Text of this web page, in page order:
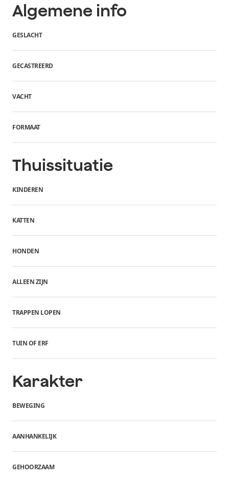
Algemene info
GESLACHT
GECASTREERD
VACHT
FORMAAT
Thuissituatie
KINDEREN
KATTEN
HONDEN
ALLEEN ZIJN
TRAPPEN LOPEN
TUIN OF ERF
Karakter
BEWEGING
AANHANKELIJK
GEHOORZAAM